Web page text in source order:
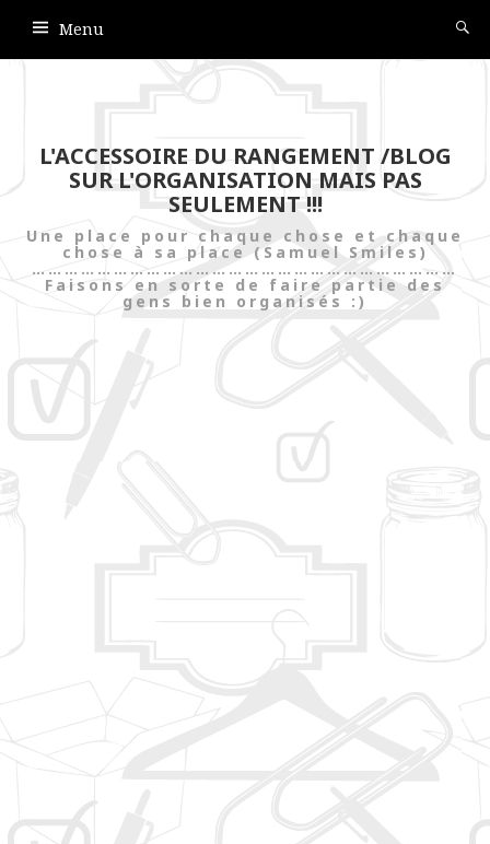
Menu
L'ACCESSOIRE DU RANGEMENT /BLOG
SUR L'ORGANISATION MAIS PAS
SEULEMENT !!!
Une place pour chaque chose et chaque
chose à sa place (Samuel Smiles)
……………………………………………………………………
Faisons en sorte de faire partie des
gens bien organisés :)